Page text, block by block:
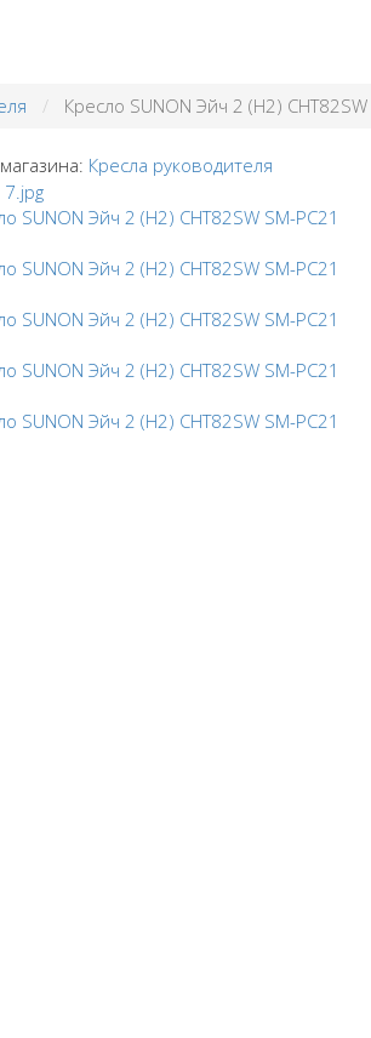
Кресло SUNON Эйч 2 (H2)
Кресла руководителя